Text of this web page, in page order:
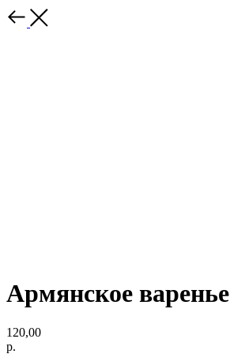
Армянское варенье
120,00
р.